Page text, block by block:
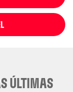
ÚLTIMAS